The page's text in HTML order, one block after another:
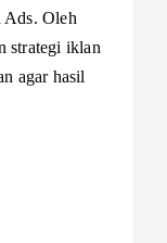
Ads. Oleh
strategi iklan
agar hasil